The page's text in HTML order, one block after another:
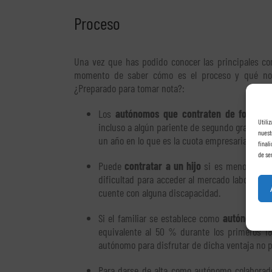
de
Proceso
Una vez que has podido conocer las principales
momento de saber cómo es el proceso y qué
¿Preparado para tomar nota?:
Los autónomos que contraten de forma
incluso a algún pariente de segundo grado
un año en lo que es la cuota empresarial por
Puede contratar a un hijo si es menor de
dificultad para acceder al mercado laboral.
cuente con alguna discapacidad.
Si el familiar se establece como autónomo
equivalente al 50 % durante los primeros
autónomo para disfrutar de dicha ventaja no